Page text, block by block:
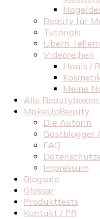
Beauty für
Tutorials
Übern
Videoreihen
Hauls /
Meine
Alle
MakeUpBeauty
Die Autorin
Gastblogger
FAQ
Impressum
Blogsale
Glossar
Produkttests
Kontakt / PR